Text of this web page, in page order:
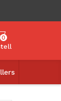
0